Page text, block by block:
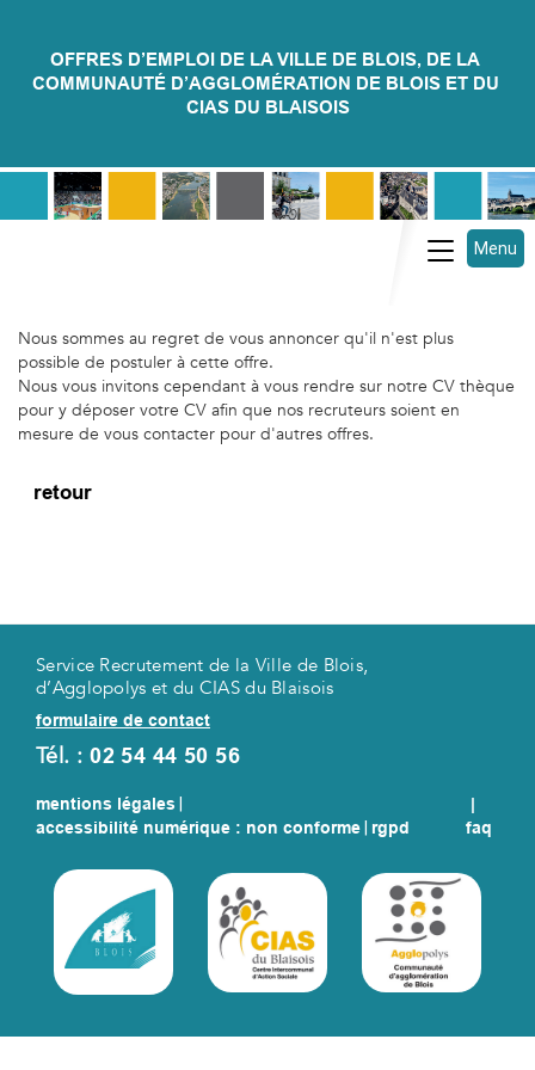
OFFRES D’EMPLOI DE LA VILLE DE BLOIS, DE LA
COMMUNAUTÉ D’AGGLOMÉRATION DE BLOIS ET DU
CIAS DU BLAISOIS
Toggle
Menu
Nous sommes au regret de vous annoncer qu'il n'est plus
possible de postuler à cette offre.
Nous vous invitons cependant à vous rendre sur notre CV thèque
pour y déposer votre CV afin que nos recruteurs soient en
mesure de vous contacter pour d'autres offres.
retour
Service Recrutement de la Ville de Blois,
d’Agglopolys et du CIAS du Blaisois
formulaire de contact
Tél. :02 54 44 50 56
mentions légales
accessibilité numérique : non conforme
rgpd
|
faq